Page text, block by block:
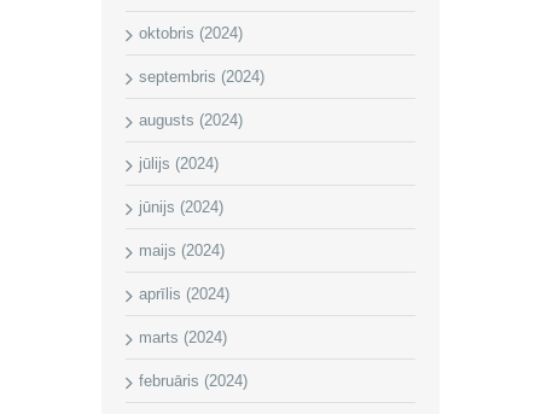
oktobris (2024)
septembris (2024)
augusts (2024)
jūlijs (2024)
jūnijs (2024)
maijs (2024)
aprīlis (2024)
marts (2024)
februāris (2024)